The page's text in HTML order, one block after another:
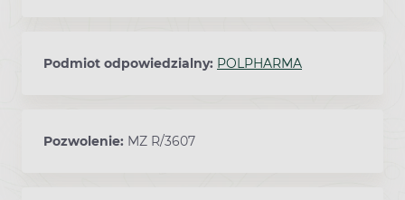
Podmiot odpowiedzialny: POLPHARMA
Pozwolenie: MZ R/3607